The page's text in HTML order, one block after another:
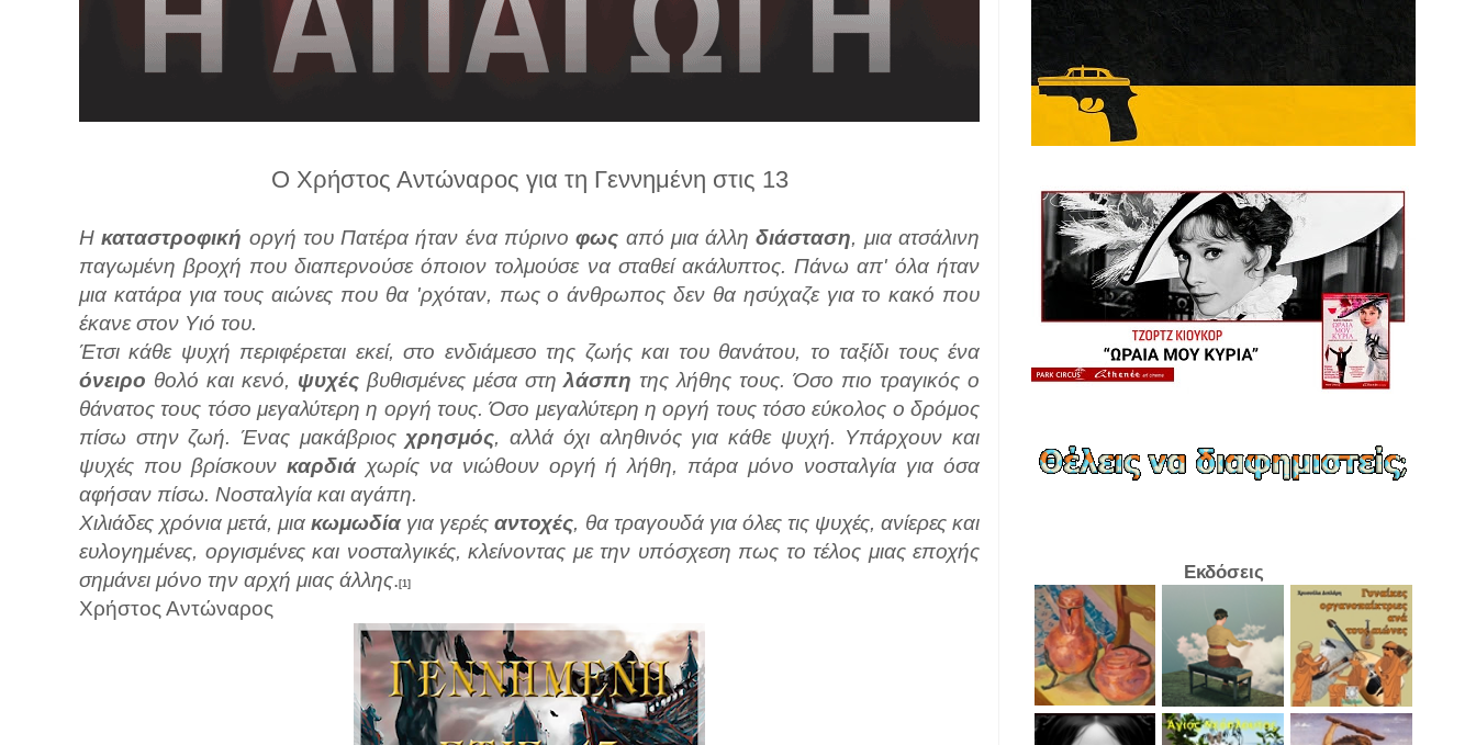
Ο Χρήστος Αντώναρος για τη Γεννημένη στις 13
Ηκαταστροφική οργή του Πατέρα ήταν ένα πύρινοφως από μια άλλη διάσταση, μια ατσάλινη
παγωμένη βροχή που διαπερνούσε όποιον τολμούσε να σταθεί ακάλυπτος. Πάνω απ' όλα ήταν
μια κατάρα για τους αιώνες που θα 'ρχόταν, πως ο άνθρωπος δεν θα ησύχαζε για το κακό που
έκανε στον Υιό του.
Έτσι κάθε ψυχή περιφέρεται εκεί, στο ενδιάμεσο της ζωής και του θανάτου, το ταξίδι τους ένα
όνειρο θολό και κενό, ψυχέςβυθισμένες μέσα στηλάσπη της λήθης τους. Όσο πιο τραγικός ο
θάνατος τους τόσο μεγαλύτερη η οργή τους. Όσο μεγαλύτερη η οργή τους τόσο εύκολος ο δρόμος
πίσω στην ζωή. Ένας μακάβριος χρησμός, αλλά όχι αληθινός για κάθε ψυχή. Υπάρχουν και
ψυχές που βρίσκουν καρδιάχωρίς να νιώθουν οργή ή λήθη, πάρα μόνο νοσταλγία για όσα
αφήσαν πίσω. Νοσταλγία και αγάπη.
Χιλιάδες χρόνια μετά, μιακωμωδίαγια γερέςαντοχές, θα τραγουδά για όλες τις ψυχές, ανίερες και
ευλογημένες, οργισμένες και νοσταλγικές, κλείνοντας με την υπόσχεση πως το τέλος μιας εποχής
σημάνει μόνο την αρχή μιας άλλης. [1]
Χρήστος Αντώναρος
Εκδόσεις